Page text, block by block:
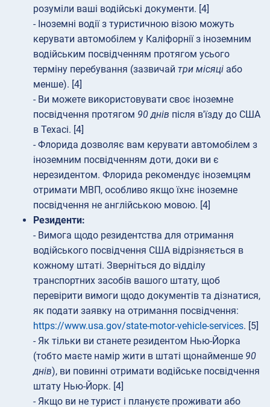
розуміли ваші водійські документи. [4]
- Іноземні водії з туристичною візою можуть
керувати автомобілем у Каліфорнії з іноземним
водійським посвідченням протягом усього
терміну перебування (зазвичай три місяці або
менше). [4]
- Ви можете використовувати своє іноземне
посвідчення протягом 90 днів після в'їзду до США
в Техасі. [4]
- Флорида дозволяє вам керувати автомобілем з
іноземним посвідченням доти, доки ви є
нерезидентом. Флорида рекомендує іноземцям
отримати МВП, особливо якщо їхнє іноземне
посвідчення не англійською мовою. [4]
Резиденти:
- Вимога щодо резидентства для отримання
водійського посвідчення США відрізняється в
кожному штаті. Зверніться до відділу
транспортних засобів вашого штату, щоб
перевірити вимоги щодо документів та дізнатися,
як подати заявку на отримання посвідчення:
https://www.usa.gov/state-motor-vehicle-services. [5]
- Як тільки ви станете резидентом Нью-Йорка
(тобто маєте намір жити в штаті щонайменше 90
днів), ви повинні отримати водійське посвідчення
штату Нью-Йорк. [4]
- Якщо ви не турист і плануєте проживати або